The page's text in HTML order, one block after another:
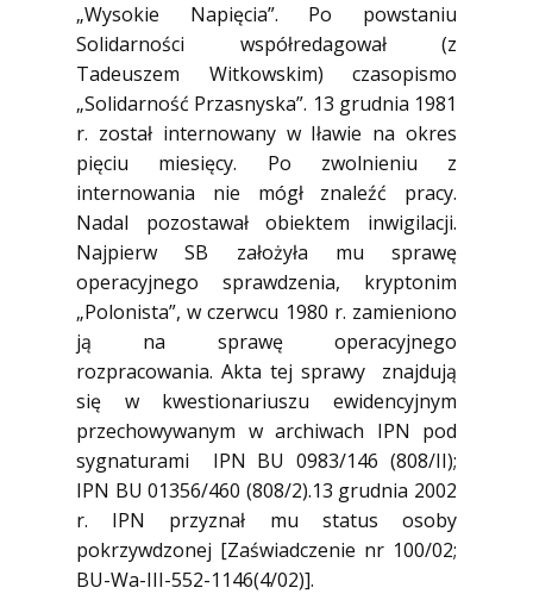
„Wysokie Napięcia”. Po powstaniu
Solidarności współredagował (z
Tadeuszem Witkowskim) czasopismo
„Solidarność Przasnyska”. 13 grudnia 1981
r. został internowany w Iławie na okres
pięciu miesięcy. Po zwolnieniu z
internowania nie mógł znaleźć pracy.
Nadal pozostawał obiektem inwigilacji.
Najpierw SB założyła mu sprawę
operacyjnego sprawdzenia, kryptonim
„Polonista”, w czerwcu 1980 r. zamieniono
ją na sprawę operacyjnego
rozpracowania. Akta tej sprawy znajdują
się w kwestionariuszu ewidencyjnym
przechowywanym w archiwach IPN pod
sygnaturami IPN BU 0983/146 (808/II);
IPN BU 01356/460 (808/2).13 grudnia 2002
r. IPN przyznał mu status osoby
pokrzywdzonej [Zaświadczenie nr 100/02;
BU-Wa-III-552-1146(4/02)].